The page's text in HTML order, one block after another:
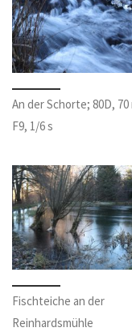
An der Schorte; 80D, 70
F9, 1/6 s
Fischteiche an der
Reinhardsmühle